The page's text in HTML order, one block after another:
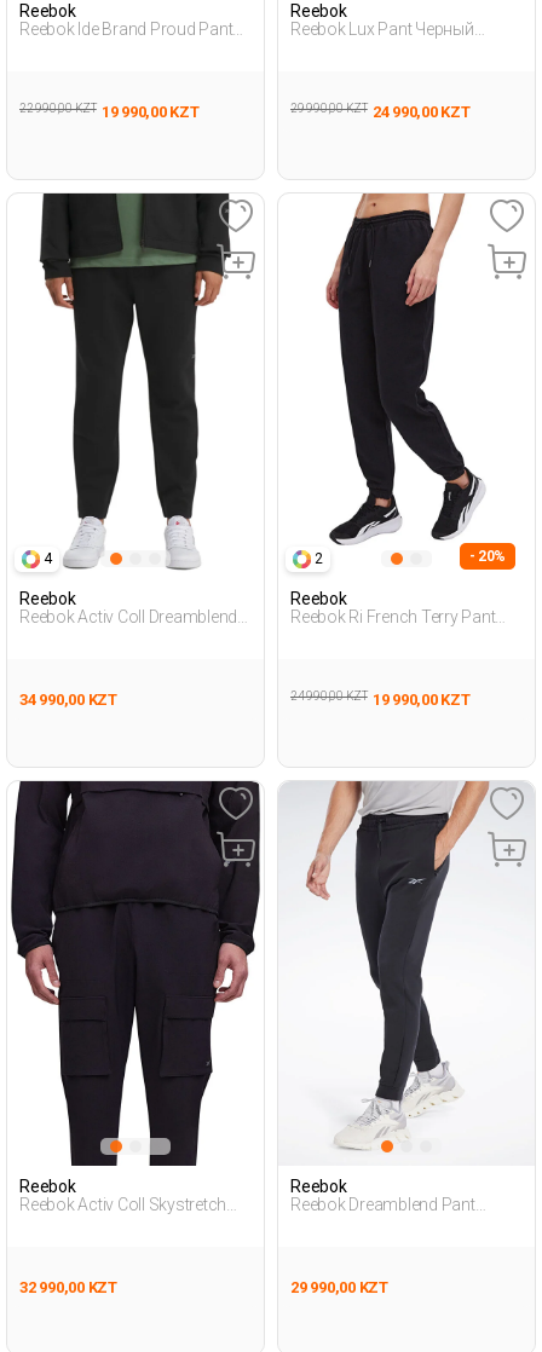
Reebok
Reebok Ide Brand Proud Pant
22 990,00 KZT 19 990,00 KZT
Reebok
Reebok Lux Pant Черный
29 990,00 KZT 24 990,00 KZT
4
Reebok
Reebok Activ Coll Dreamblend
34 990,00 KZT
2 - 20%
Reebok
Reebok Ri French Terry Pant
24 990,00 KZT 19 990,00 KZT
Reebok
Reebok Activ Coll Skystretch
32 990,00 KZT
Reebok
Reebok Dreamblend Pant
29 990,00 KZT